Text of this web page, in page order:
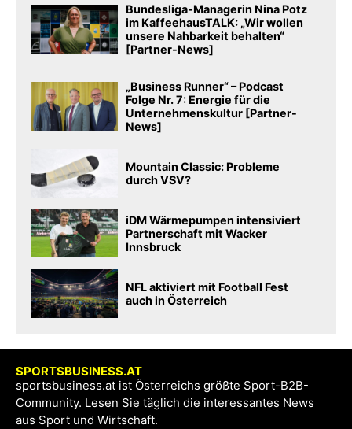
Bundesliga-Managerin Nina Potz
im KaffeehausTALK: „Wir wollen
unsere Nahbarkeit behalten“
[Partner-News]
„Business Runner“ – Podcast
Folge Nr. 7: Energie für die
Unternehmenskultur [Partner-
News]
Mountain Classic: Probleme
durch VSV?
iDM Wärmepumpen intensiviert
Partnerschaft mit Wacker
Innsbruck
NFL aktiviert mit Football Fest
auch in Österreich
SPORTSBUSINESS.AT
sportsbusiness.at ist Österreichs größte Sport-B2B-
Community. Lesen Sie täglich die interessantes News
aus Sport und Wirtschaft.